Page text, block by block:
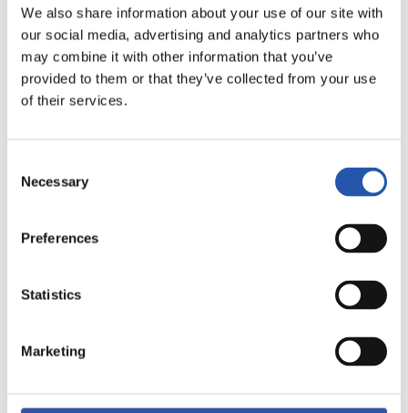
We also share information about your use of our site with
our social media, advertising and analytics partners who
may combine it with other information that you’ve
provided to them or that they’ve collected from your use
of their services.
Selection
Necessary
Preferences
Statistics
Marketing
15